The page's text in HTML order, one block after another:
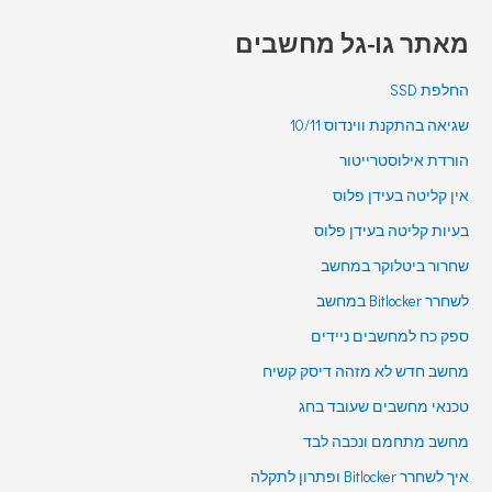
מאתר גו-גל מחשבים
החלפת SSD
שגיאה בהתקנת ווינדוס 10/11
הורדת אילוסטרייטור
אין קליטה בעידן פלוס
בעיות קליטה בעידן פלוס
שחרור ביטלוקר במחשב
לשחרר Bitlocker במחשב
ספק כח למחשבים ניידים
מחשב חדש לא מזהה דיסק קשיח
טכנאי מחשבים שעובד בחג
מחשב מתחמם ונכבה לבד
איך לשחרר Bitlocker ופתרון לתקלה